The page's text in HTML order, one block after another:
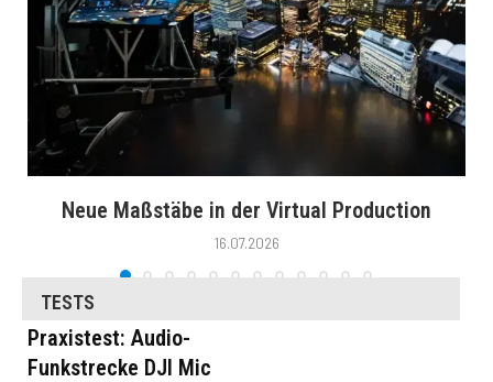
Neue Maßstäbe in der Virtual Production
16.07.2026
TESTS
Praxistest: Audio-
Funkstrecke DJI Mic